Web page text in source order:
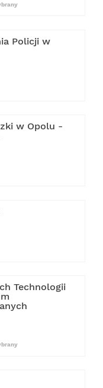
Policji w
w Opolu -
Technologii